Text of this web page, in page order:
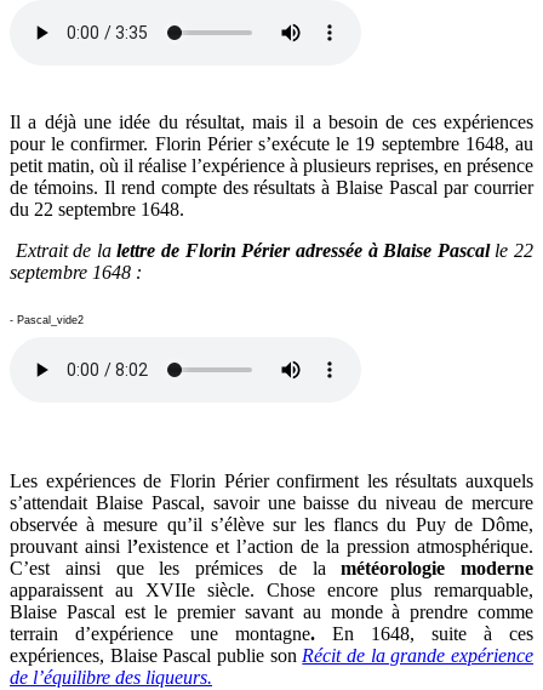
Il a déjà une idée du résultat, mais il a besoin de ces expériences
pour le confirmer. Florin Périer s’exécute le 19 septembre 1648, au
petit matin, où il réalise l’expérience à plusieurs reprises, en présence
de témoins. Il rend compte des résultats à Blaise Pascal par courrier
du 22 septembre 1648.
Extrait de lalettre de Florin Périer adressée à Blaise Pascalle 22
septembre 1648 :
- Pascal_vide2
Les expériences de Florin Périer confirment les résultats auxquels
s’attendait Blaise Pascal, savoir une baisse du niveau de mercure
observée à mesure qu’il s’élève sur les flancs du Puy de Dôme,
prouvant ainsi l’existence et l’action de la pression atmosphérique.
C’est ainsi que les prémices de lamétéorologie moderne
apparaissent au XVIIe siècle. Chose encore plus remarquable,
Blaise Pascal est le premier savant au monde à prendre comme
terrain d’expérience une montagne. En 1648, suite à ces
expériences, Blaise Pascal publie son Récit de la grande expérience
de l’équilibre des liqueurs.